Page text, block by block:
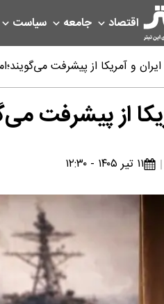
اقتصاد جامعه سیاست
ایران و آمریکا از پیشرفت
از پیشرفت
۱۱ تیر ۱۴۰۵ - ۱۲:۳۰